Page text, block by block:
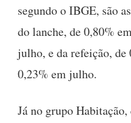
segundo o IBGE, são
do lanche, de 0,80%
julho, e da refeição,
0,23% em julho.
Já no grupo